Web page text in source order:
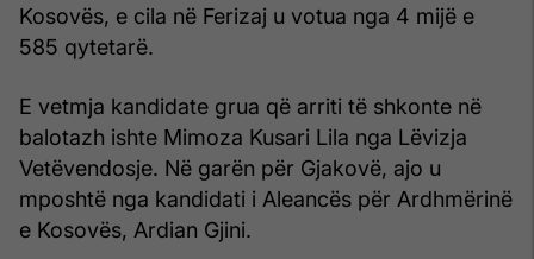
Kosovës, e cila në Ferizaj u votua nga 4 mijë e
585 qytetarë.
E vetmja kandidate grua që arriti të shkonte në
balotazh ishte Mimoza Kusari Lila nga Lëvizja
Vetëvendosje. Në garën për Gjakovë, ajo u
mposhtë nga kandidati i Aleancës për Ardhmërinë
e Kosovës, Ardian Gjini.